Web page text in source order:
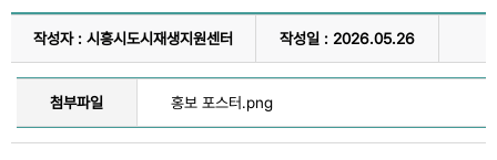
작성자 : 시흥시도시재생지원센터 작성일 : 2026.05.26
첨부파일 홍보 포스터.png